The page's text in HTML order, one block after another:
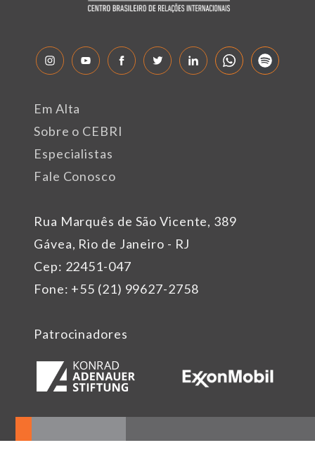
Rua Marquês de São Vicente, 389
Gávea, Rio de Janeiro - RJ
Cep: 22451-047
Fone: +55 (21) 99627-2758
Em Alta
Sobre o CEBRI
Especialistas
Fale Conosco
Patrocinadores